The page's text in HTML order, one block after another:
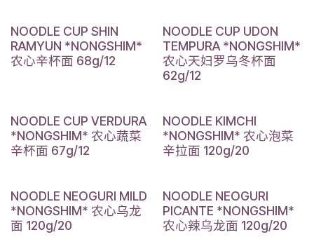
NOODLE CUP SHIN
RAMYUN *NONGSHIM*
农心辛杯面 68g/12
NOODLE CUP UDON
TEMPURA *NONGSHIM*
农心天妇罗乌冬杯面
62g/12
NOODLE CUP VERDURA
*NONGSHIM* 农心蔬菜
辛杯面 67g/12
NOODLE KIMCHI
*NONGSHIM* 农心泡菜
辛拉面 120g/20
NOODLE NEOGURI MILD
*NONGSHIM* 农心乌龙
面 120g/20
NOODLE NEOGURI
PICANTE *NONGSHIM*
农心辣乌龙面 120g/20